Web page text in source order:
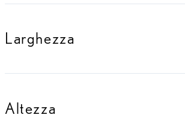
Larghezza
Altezza